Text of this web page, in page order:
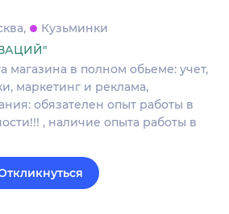
Кузьминки
магазина в полном обьеме: учет,
маркетинг и реклама,
обязателен опыт работы в
, наличие опыта работы в